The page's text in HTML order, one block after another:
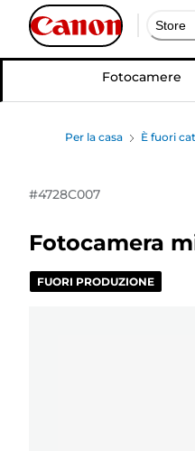
Store
Fotocamere
Per la casa È fuori
#4728C007
Fotocamera
FUORI PRODUZIONE